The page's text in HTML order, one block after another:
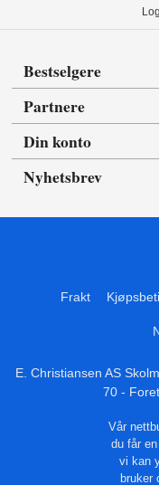
Bestselgere
Partnere
Din konto
Nyhetsbrev
Frakt
E. Christiansen AS
70-
Vår
du får
vi kan
bruker